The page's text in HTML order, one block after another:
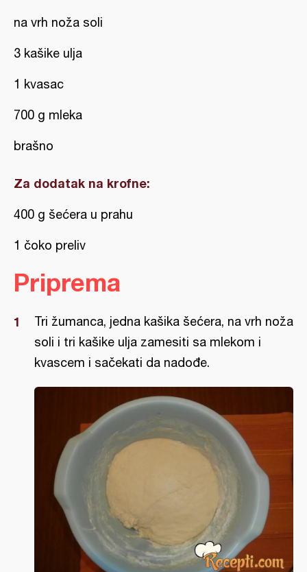
na vrh noža soli
3 kašike ulja
1 kvasac
700 g mleka
brašno
Za dodatak na krofne:
400 g šećera u prahu
1 čoko preliv
Priprema
Tri žumanca, jedna kašika šećera, na vrh noža
soli i tri kašike ulja zamesiti sa mlekom i
kvascem i sačekati da nadođe.